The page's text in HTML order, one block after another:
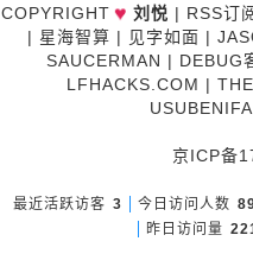
COPYRIGHT♥ 刘悦 | RSS订
| 星海智算 | 见字如面 |
SAUCERMAN | DEBUG
LFHACKS.COM |
京ICP备
最近活跃访客 3 今日访问人数
昨日访问量